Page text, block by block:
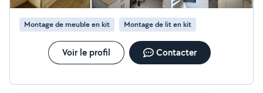
Montage de meuble en kit Montage de lit en kit
Voir le profil Contacter